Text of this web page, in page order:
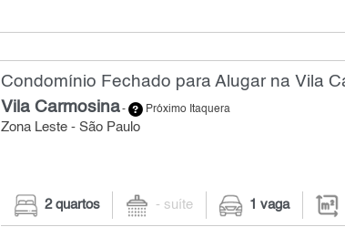
Condomínio Fechado para Alugar na Vila
Vila Carmosina- Próximo Itaquera
Zona Leste - São Paulo
2 quartos - suíte 1 vaga